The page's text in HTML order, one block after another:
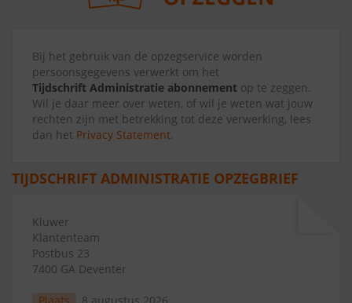
Bij het gebruik van de opzegservice worden
persoonsgegevens verwerkt om het
Tijdschrift Administratie abonnement op te zeggen.
Wil je daar meer over weten, of wil je weten wat jouw
rechten zijn met betrekking tot deze verwerking, lees
dan het Privacy Statement.
TIJDSCHRIFT ADMINISTRATIE OPZEGBRIEF
Kluwer
Klantenteam
Postbus 23
7400 GA Deventer